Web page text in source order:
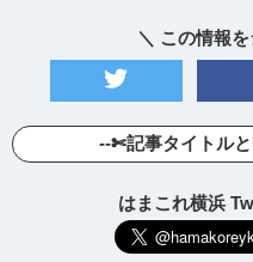
＼ この情報
--✄記事タイトル
はまこれ横浜